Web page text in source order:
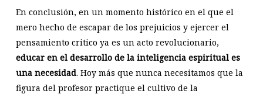
En conclusión, en un momento histórico en el que el
mero hecho de escapar de los prejuicios y ejercer el
pensamiento critico ya es un acto revolucionario,
educar en el desarrollo de la inteligencia espiritual es
una necesidad. Hoy más que nunca necesitamos que la
figura del profesor practique el cultivo de la